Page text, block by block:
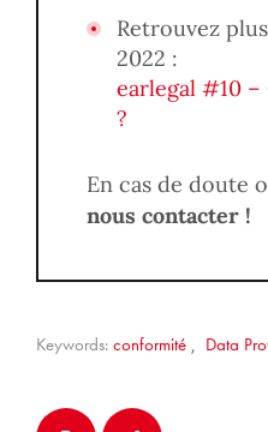
Retrouvez
2022 :
earlegal #10
?
En cas de doute
nous contacter !
Keywords: conformité , Data